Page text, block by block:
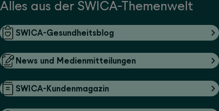
Alles aus der SWICA-Themenwelt
SWICA-Gesundheitsblog
News und Medienmitteilungen
SWICA-Kundenmagazin